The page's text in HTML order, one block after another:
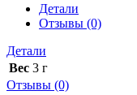
Детали
Отзывы (0)
Детали
Вес 3 г
Отзывы (0)